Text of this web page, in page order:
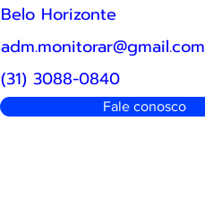
Belo Horizonte
adm.monitorar@gmail.com
(31) 3088-0840
Fale conosco